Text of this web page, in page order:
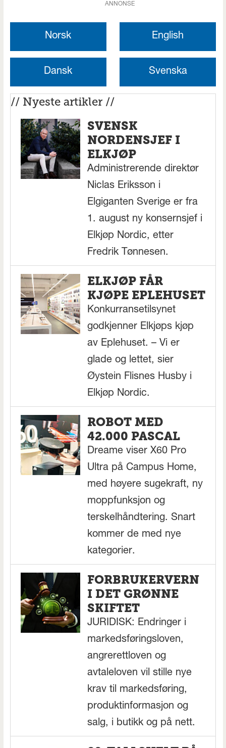
ANNONSE
Norsk English
Dansk Svenska
// Nyeste artikler //
SVENSK
NORDENSJEF I
ELKJØP
Administrerende direktør
Niclas Eriksson i
Elgiganten Sverige er fra
1. august ny konsernsjef i
Elkjøp Nordic, etter
Fredrik Tønnesen.
ELKJØP FÅR
KJØPE EPLEHUSET
Konkurransetilsynet
godkjenner Elkjøps kjøp
av Eplehuset. – Vi er
glade og lettet, sier
Øystein Flisnes Husby i
Elkjøp Nordic.
ROBOT MED
42.000 PASCAL
Dreame viser X60 Pro
Ultra på Campus Home,
med høyere sugekraft, ny
moppfunksjon og
terskelhåndtering. Snart
kommer de med nye
kategorier.
FORBRUKERVERN
I DET GRØNNE
SKIFTET
JURIDISK: Endringer i
markedsføringsloven,
angrerettloven og
avtaleloven vil stille nye
krav til markedsføring,
produktinformasjon og
salg, i butikk og på nett.